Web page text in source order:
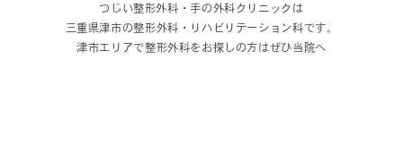
つじい整形外科・手の外科クリニックは
三重県津市の整形外科・リハビリテーション科です。
津市エリアで整形外科をお探しの方はぜひ当院へ